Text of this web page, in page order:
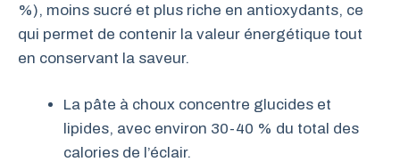
%), moins sucré et plus riche en antioxydants, ce
qui permet de contenir la valeur énergétique tout
en conservant la saveur.
La pâte à choux concentre glucides et
lipides, avec environ 30-40 % du total des
calories de l’éclair.